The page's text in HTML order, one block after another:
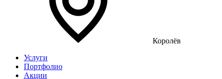
Королёв
Услуги
Портфолио
Акции